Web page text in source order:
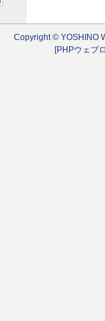
Copyright © YOSHINO
[PHPウェブ